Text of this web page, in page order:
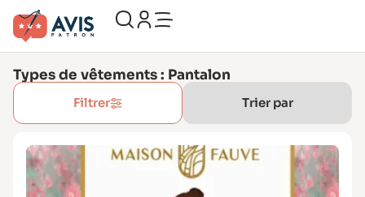
Types de vêtements : Pantalon
Filtrer